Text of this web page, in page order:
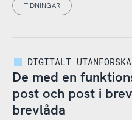
TIDNINGAR
DIGITALT
De med en
post och post i
brevlåda